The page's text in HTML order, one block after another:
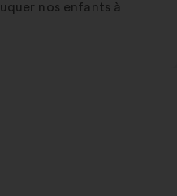
nos enfants à